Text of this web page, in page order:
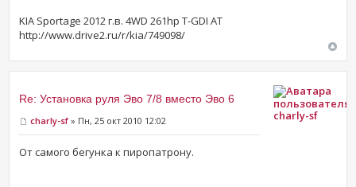
KIA Sportage 2012 г.в. 4WD 261hp T-GDI AT
http://www.drive2.ru/r/kia/749098/
Re: Установка руля Эво 7/8 вместо Эво 6
charly-sf » Пн, 25 окт 2010 12:02
От самого бегунка к пиропатрону.
charly-sf